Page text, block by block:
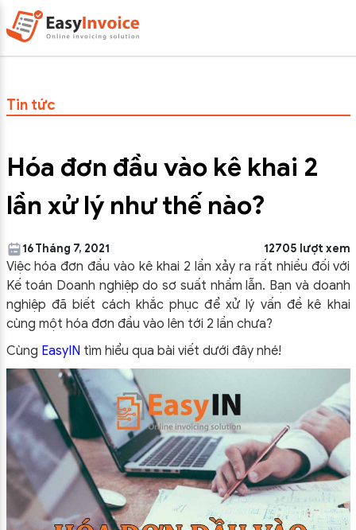
Tin tức
Hóa đơn đầu vào kê khai 2
lần xử lý như thế nào?
16 Tháng 7, 2021 12705 lượt xem
Việc hóa đơn đầu vào kê khai 2 lần xảy ra rất nhiều đối với
Kế toán Doanh nghiệp do sơ suất nhầm lẫn. Bạn và doanh
nghiệp đã biết cách khắc phục để xử lý vấn đề kê khai
cùng một hóa đơn đầu vào lên tới 2 lần chưa?
Cùng EasyIN tìm hiểu qua bài viết dưới đây nhé!